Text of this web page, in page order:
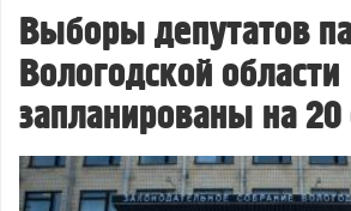
Выборы депутатов
Вологодской области
запланированы на 20